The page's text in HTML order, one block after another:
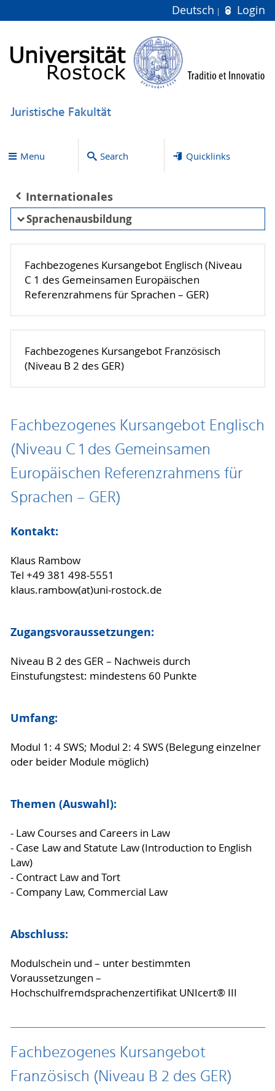
Deutsch Login
Juristische Fakultät
Menu Search Quicklinks
Internationales
Sprachenausbildung
Fachbezogenes Kursangebot Englisch (Niveau
C 1 des Gemeinsamen Europäischen
Referenzrahmens für Sprachen – GER)
Fachbezogenes Kursangebot Französisch
(Niveau B 2 des GER)
Fachbezogenes Kursangebot Englisch
(Niveau C 1 des Gemeinsamen
Europäischen Referenzrahmens für
Sprachen – GER)
Kontakt:
Klaus Rambow
Tel +49 381 498-5551
klaus.rambow(at)uni-rostock.de
Zugangsvoraussetzungen:
Niveau B 2 des GER – Nachweis durch
Einstufungstest: mindestens 60 Punkte
Umfang:
Modul 1: 4 SWS; Modul 2: 4 SWS (Belegung einzelner
oder beider Module möglich)
Themen (Auswahl):
- Law Courses and Careers in Law
- Case Law and Statute Law (Introduction to English
Law)
- Contract Law and Tort
- Company Law, Commercial Law
Abschluss:
Modulschein und – unter bestimmten
Voraussetzungen –
Hochschulfremdsprachenzertifikat UNIcert® III
Fachbezogenes Kursangebot
Französisch (Niveau B 2 des GER)